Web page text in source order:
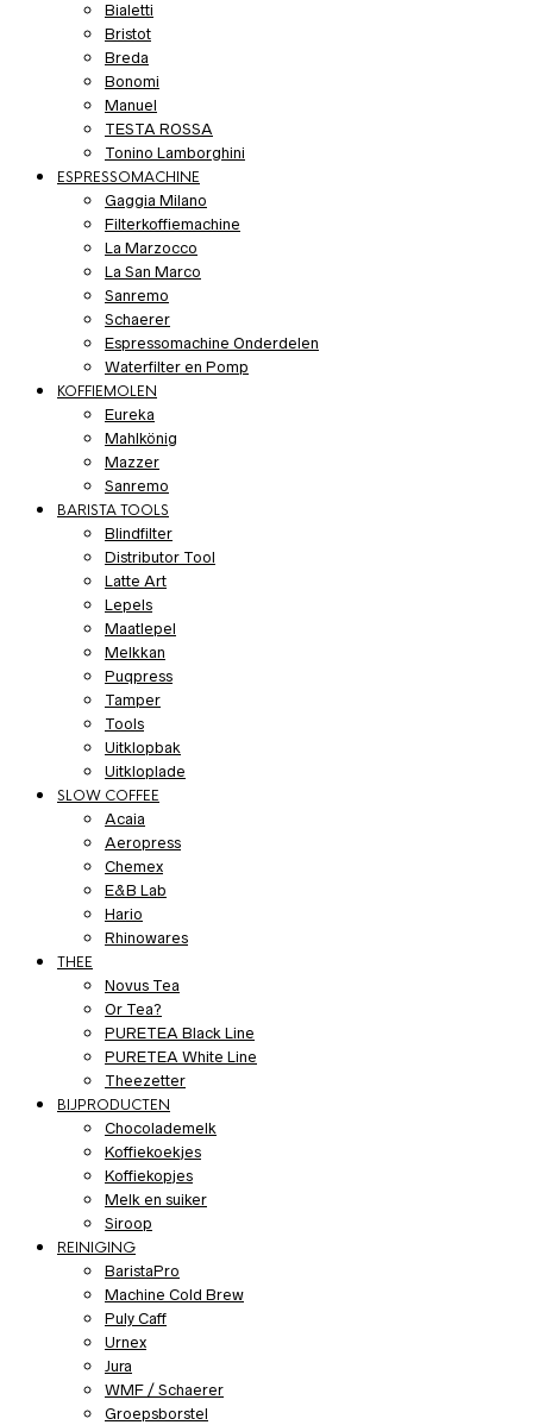
Bialetti
Bristot
Breda
Bonomi
Manuel
TESTA ROSSA
Tonino Lamborghini
ESPRESSOMACHINE
Gaggia Milano
Filterkoffiemachine
La Marzocco
La San Marco
Sanremo
Schaerer
Espressomachine Onderdelen
Waterfilter en Pomp
KOFFIEMOLEN
Eureka
Mahlkönig
Mazzer
Sanremo
BARISTA TOOLS
Blindfilter
Distributor Tool
Latte Art
Lepels
Maatlepel
Melkkan
Puqpress
Tamper
Tools
Uitklopbak
Uitkloplade
SLOW COFFEE
Acaia
Aeropress
Chemex
E&B Lab
Hario
Rhinowares
THEE
Novus Tea
Or Tea?
PURETEA Black Line
PURETEA White Line
Theezetter
BIJPRODUCTEN
Chocolademelk
Koffiekoekjes
Koffiekopjes
Melk en suiker
Siroop
REINIGING
BaristaPro
Machine Cold Brew
Puly Caff
Urnex
Jura
WMF / Schaerer
Groepsborstel